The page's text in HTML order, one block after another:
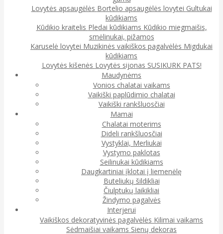
Lovytės apsaugėlės Bortelio apsaugėlės lovytei Gultukai
kūdikiams
Kūdikio kraitelis Pledai kūdikiams Kūdikio miegmaišis,
smėlinukai, pižamos
Karuselė lovytei Muzikinės vaikiškos pagalvėlės Migdukai
kūdikiams
Lovytės kišenės Lovytės sijonas SUSIKURK PATS!
Maudynėms
Vonios chalatai vaikams
Vaikiški paplūdimio chalatai
Vaikiški rankšluosčiai
Mamai
Chalatai moterims
Dideli rankšluosčiai
Vystyklai, Merliukai
Vystymo paklotas
Seilinukai kūdikiams
Daugkartiniai įklotai į liemenėlę
Buteliukų šildikliai
Čiulptukų laikikliai
Žindymo pagalvės
Interjerui
Vaikiškos dekoratyvinės pagalvėlės Kilimai vaikams
Sėdmaišiai vaikams Sienų dekoras